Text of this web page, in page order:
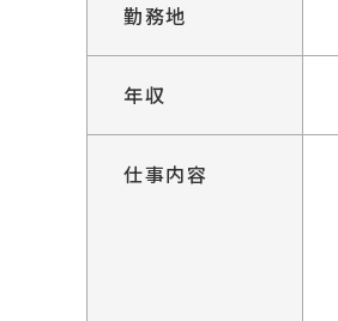
勤務地
年収
仕事内容